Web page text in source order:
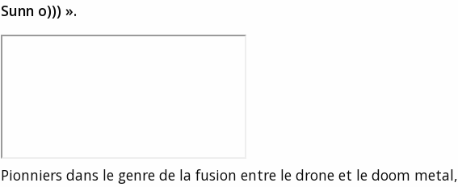
Sunn o))) ».
Pionniers dans le genre de la fusion entre le drone et le doom metal,